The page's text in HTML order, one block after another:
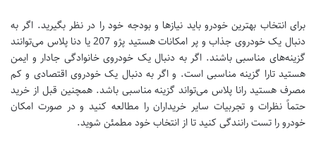
برای انتخاب بهترین خودرو باید نیازها و بودجه خود را در نظر بگیرید. اگر به
دنبال یک خودروی جذاب و پر امکانات هستید پژو 207 یا دنا پلاس می‌توانند
گزینه‌های مناسبی باشند. اگر به دنبال یک خودروی خانوادگی جادار و ایمن
هستید تارا گزینه مناسبی است. و اگر به دنبال یک خودروی اقتصادی و کم
مصرف هستید رانا پلاس می‌تواند گزینه مناسبی باشد. همچنین قبل از خرید
حتماً نظرات و تجربیات سایر خریداران را مطالعه کنید و در صورت امکان
خودرو را تست رانندگی کنید تا از انتخاب خود مطمئن شوید.